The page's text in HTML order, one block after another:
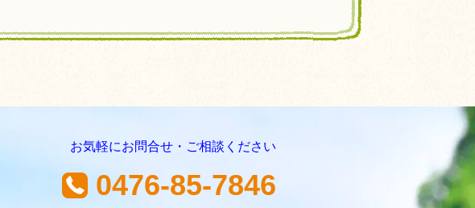
お気軽にお問合せ・ご相談ください
0476-85-7846